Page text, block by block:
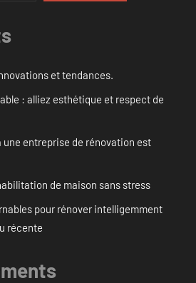
et tendances.
: alliez esthétique et respect de
une entreprise de rénovation est
de maison sans stress
pour rénover intelligemment
récente